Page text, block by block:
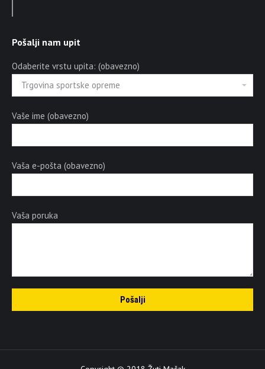
Pošalji nam upit
Odaberite vrstu upita: (obavezno)
Vaše ime (obavezno)
Vaša e-pošta (obavezno)
Vaša poruka